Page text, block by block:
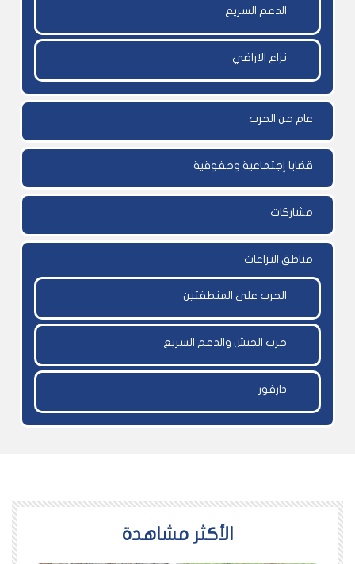
الدعم السريع
نزاع الاراضي
عام من الحرب
قضايا إجتماعية وحقوقية
مشاركات
مناطق النزاعات
الحرب على المنطقتين
حرب الجيش والدعم السريع
دارفور
اﻷكثر مشاهدة